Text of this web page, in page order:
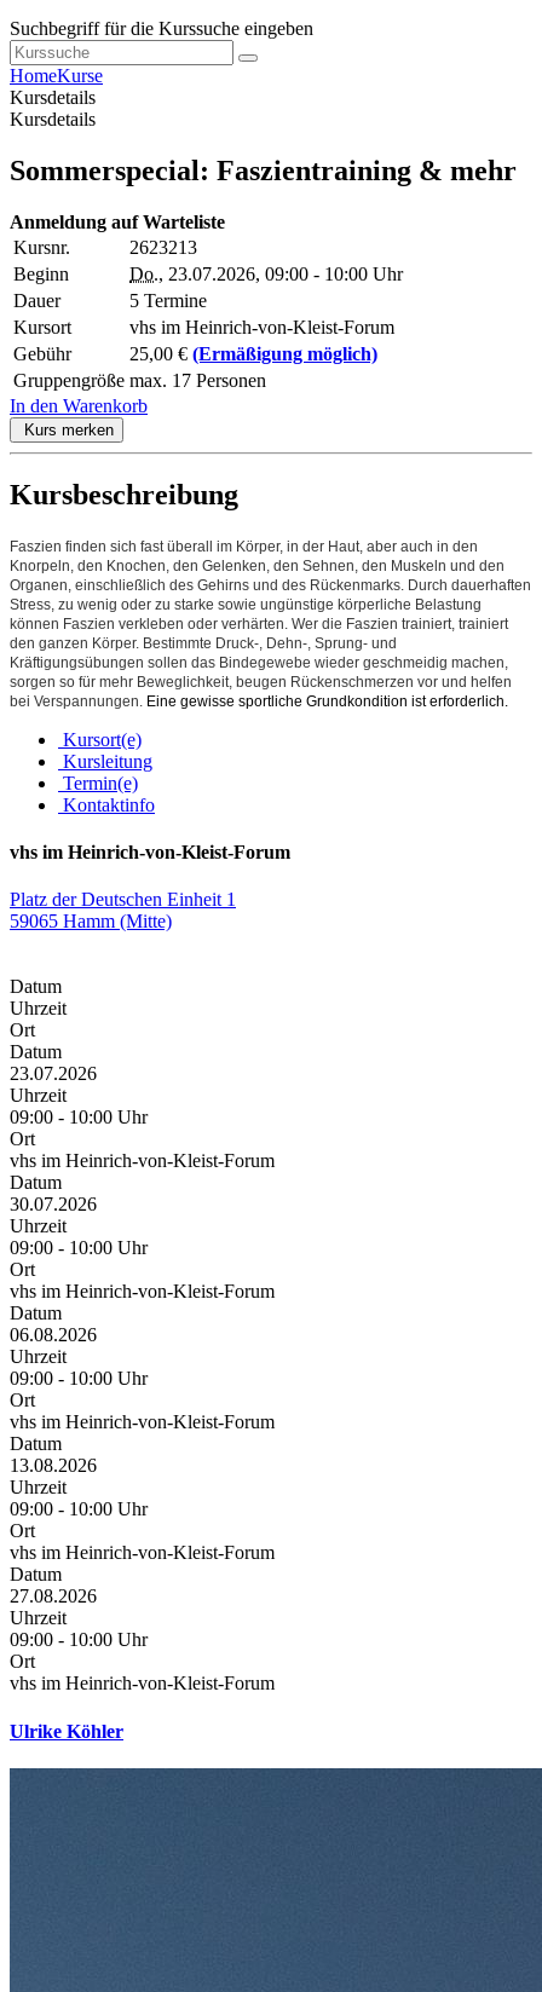
Suchbegriff für die Kurssuche eingeben
HomeKurse
Kursdetails
Kursdetails
Sommerspecial: Faszientraining & mehr
Anmeldung auf Warteliste
Kursnr.
2623213
Beginn
Do., 23.07.2026, 09:00 - 10:00 Uhr
Dauer
5 Termine
Kursort
vhs im Heinrich-von-Kleist-Forum
Gebühr
25,00 € (Ermäßigung möglich)
Gruppengröße max. 17 Personen
In den Warenkorb
Kurs merken
Kursbeschreibung
Faszien finden sich fast überall im Körper, in der Haut, aber auch in den
Knorpeln, den Knochen, den Gelenken, den Sehnen, den Muskeln und den
Organen, einschließlich des Gehirns und des Rückenmarks. Durch dauerhaften
Stress, zu wenig oder zu starke sowie ungünstige körperliche Belastung
können Faszien verkleben oder verhärten. Wer die Faszien trainiert, trainiert
den ganzen Körper. Bestimmte Druck-, Dehn-, Sprung- und
Kräftigungsübungen sollen das Bindegewebe wieder geschmeidig machen,
sorgen so für mehr Beweglichkeit, beugen Rückenschmerzen vor und helfen
bei Verspannungen. Eine gewisse sportliche Grundkondition ist erforderlich.
Kursort(e)
Kursleitung
Termin(e)
Kontaktinfo
vhs im Heinrich-von-Kleist-Forum
Platz der Deutschen Einheit 1
59065 Hamm (Mitte)
Datum
Uhrzeit
Ort
Datum
23.07.2026
Uhrzeit
09:00 - 10:00 Uhr
Ort
vhs im Heinrich-von-Kleist-Forum
Datum
30.07.2026
Uhrzeit
09:00 - 10:00 Uhr
Ort
vhs im Heinrich-von-Kleist-Forum
Datum
06.08.2026
Uhrzeit
09:00 - 10:00 Uhr
Ort
vhs im Heinrich-von-Kleist-Forum
Datum
13.08.2026
Uhrzeit
09:00 - 10:00 Uhr
Ort
vhs im Heinrich-von-Kleist-Forum
Datum
27.08.2026
Uhrzeit
09:00 - 10:00 Uhr
Ort
vhs im Heinrich-von-Kleist-Forum
Ulrike Köhler